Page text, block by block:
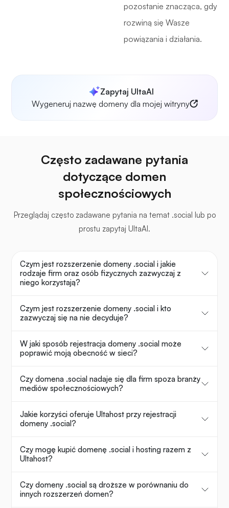
pozostanie znacząca, gdy
rozwiną się Wasze
powiązania i działania.
Zapytaj UltaAI
Wygeneruj nazwę domeny dla mojej witryny
Często zadawane pytania
dotyczące domen
społecznościowych
Przeglądaj często zadawane pytania na temat .social lub po
prostu zapytaj UltaAI.
Czym jest rozszerzenie domeny .social i jakie
rodzaje firm oraz osób fizycznych zazwyczaj z
niego korzystają?
Czym jest rozszerzenie domeny .social i kto
zazwyczaj się na nie decyduje?
W jaki sposób rejestracja domeny .social może
poprawić moją obecność w sieci?
Czy domena .social nadaje się dla firm spoza branży
mediów społecznościowych?
Jakie korzyści oferuje Ultahost przy rejestracji
domeny .social?
Czy mogę kupić domenę .social i hosting razem z
Ultahost?
Czy domeny .social są droższe w porównaniu do
innych rozszerzeń domen?